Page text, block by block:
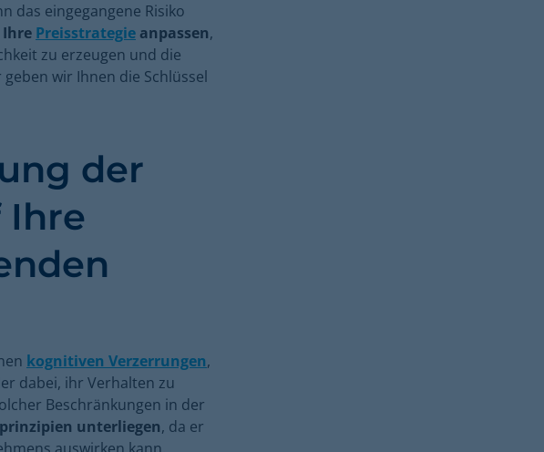
das eingegangene Risiko
Ihre Preisstrategie anpassen,
zu erzeugen und die
wir Ihnen die Schlüssel
der
Ihre
kognitiven Verzerrungen,
dabei, ihr Verhalten zu
Beschränkungen in der
unterliegen, da er